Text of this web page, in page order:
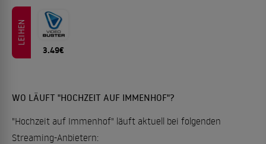
LEIHEN
3.49€
WO LÄUFT "HOCHZEIT AUF IMMENHOF"?
"Hochzeit auf Immenhof" läuft aktuell bei folgenden
Streaming-Anbietern: